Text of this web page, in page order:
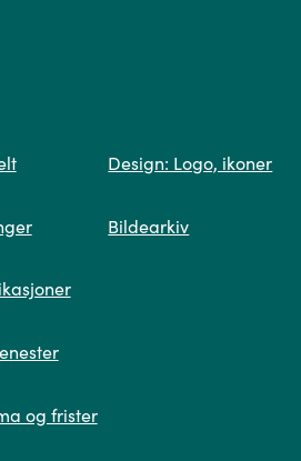
vår mest relevante
og frister
Design: Logo, ikoner
Bildearkiv